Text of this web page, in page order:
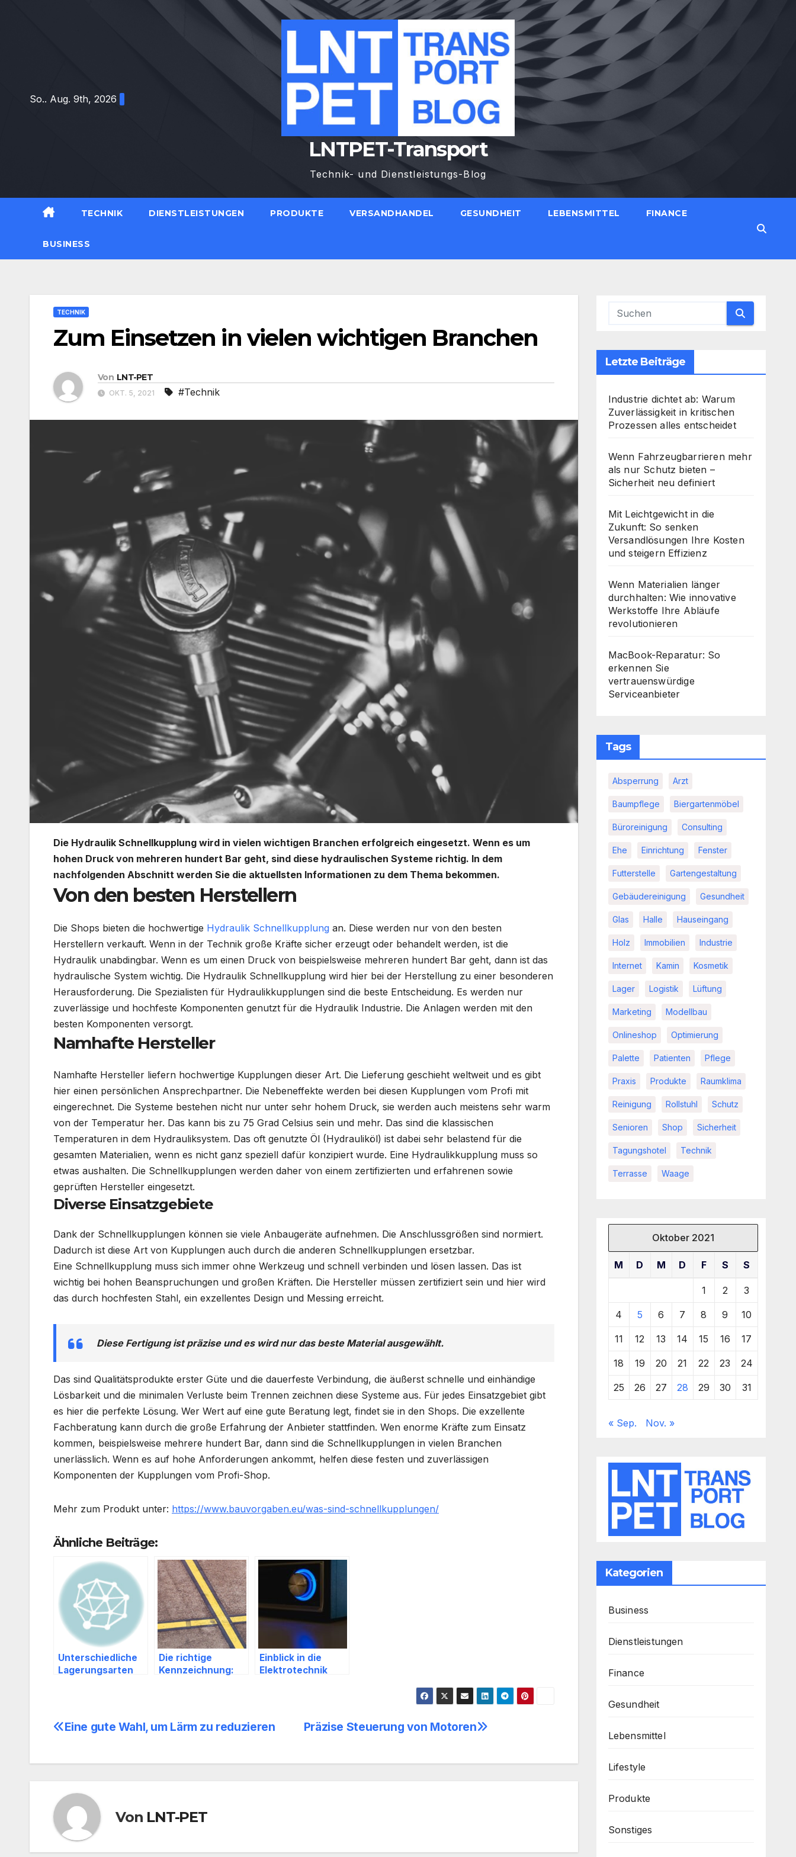
So.. Aug. 9th, 2026
LNTPET-Transport
Technik- und Dienstleistungs-Blog
TECHNIK DIENSTLEISTUNGEN PRODUKTE VERSANDHANDEL GESUNDHEIT LEBENSMITTEL FINANCE
BUSINESS
TECHNIK
Zum Einsetzen in vielen wichtigen Branchen
Von LNT-PET
OKT. 5, 2021 #Technik
Die Hydraulik Schnellkupplung wird in vielen wichtigen Branchen erfolgreich eingesetzt. Wenn es um
hohen Druck von mehreren hundert Bar geht, sind diese hydraulischen Systeme richtig. In dem
nachfolgenden Abschnitt werden Sie die aktuellsten Informationen zu dem Thema bekommen.
Von den besten Herstellern
Die Shops bieten die hochwertige Hydraulik Schnellkupplung an. Diese werden nur von den besten
Herstellern verkauft. Wenn in der Technik große Kräfte sicher erzeugt oder behandelt werden, ist die
Hydraulik unabdingbar. Wenn es um einen Druck von beispielsweise mehreren hundert Bar geht, dann ist das
hydraulische System wichtig. Die Hydraulik Schnellkupplung wird hier bei der Herstellung zu einer besonderen
Herausforderung. Die Spezialisten für Hydraulikkupplungen sind die beste Entscheidung. Es werden nur
zuverlässige und hochfeste Komponenten genutzt für die Hydraulik Industrie. Die Anlagen werden mit den
besten Komponenten versorgt.
Namhafte Hersteller
Namhafte Hersteller liefern hochwertige Kupplungen dieser Art. Die Lieferung geschieht weltweit und es gibt
hier einen persönlichen Ansprechpartner. Die Nebeneffekte werden bei diesen Kupplungen vom Profi mit
eingerechnet. Die Systeme bestehen nicht nur unter sehr hohem Druck, sie werden auch meistens sehr warm
von der Temperatur her. Das kann bis zu 75 Grad Celsius sein und mehr. Das sind die klassischen
Temperaturen in dem Hydrauliksystem. Das oft genutzte Öl (Hydrauliköl) ist dabei sehr belastend für die
gesamten Materialien, wenn es nicht ganz speziell dafür konzipiert wurde. Eine Hydraulikkupplung muss so
etwas aushalten. Die Schnellkupplungen werden daher von einem zertifizierten und erfahrenen sowie
geprüften Hersteller eingesetzt.
Diverse Einsatzgebiete
Dank der Schnellkupplungen können sie viele Anbaugeräte aufnehmen. Die Anschlussgrößen sind normiert.
Dadurch ist diese Art von Kupplungen auch durch die anderen Schnellkupplungen ersetzbar.
Eine Schnellkupplung muss sich immer ohne Werkzeug und schnell verbinden und lösen lassen. Das ist
wichtig bei hohen Beanspruchungen und großen Kräften. Die Hersteller müssen zertifiziert sein und hier wird
das durch hochfesten Stahl, ein exzellentes Design und Messing erreicht.
Diese Fertigung ist präzise und es wird nur das beste Material ausgewählt.
Das sind Qualitätsprodukte erster Güte und die dauerfeste Verbindung, die äußerst schnelle und einhändige
Lösbarkeit und die minimalen Verluste beim Trennen zeichnen diese Systeme aus. Für jedes Einsatzgebiet gibt
es hier die perfekte Lösung. Wer Wert auf eine gute Beratung legt, findet sie in den Shops. Die exzellente
Fachberatung kann durch die große Erfahrung der Anbieter stattfinden. Wen enorme Kräfte zum Einsatz
kommen, beispielsweise mehrere hundert Bar, dann sind die Schnellkupplungen in vielen Branchen
unerlässlich. Wenn es auf hohe Anforderungen ankommt, helfen diese festen und zuverlässigen
Komponenten der Kupplungen vom Profi-Shop.
Mehr zum Produkt unter: https://www.bauvorgaben.eu/was-sind-schnellkupplungen/
Ähnliche Beiträge:
Unterschiedliche
Lagerungsarten
Die richtige
Kennzeichnung:
Einblick in die
Elektrotechnik
Beitragsnavigation Präzise Steuerung von Motoren
Eine gute Wahl, um Lärm zu reduzieren
Von LNT-PET
Letzte Beiträge
Industrie dichtet ab: Warum
Zuverlässigkeit in kritischen
Prozessen alles entscheidet
Wenn Fahrzeugbarrieren mehr
als nur Schutz bieten –
Sicherheit neu definiert
Mit Leichtgewicht in die
Zukunft: So senken
Versandlösungen Ihre Kosten
und steigern Effizienz
Wenn Materialien länger
durchhalten: Wie innovative
Werkstoffe Ihre Abläufe
revolutionieren
MacBook-Reparatur: So
erkennen Sie
vertrauenswürdige
Serviceanbieter
Tags
Absperrung Arzt
Baumpflege Biergartenmöbel
Büroreinigung Consulting
Ehe Einrichtung Fenster
Futterstelle Gartengestaltung
Gebäudereinigung Gesundheit
Glas Halle Hauseingang
Holz Immobilien Industrie
Internet Kamin Kosmetik
Lager Logistik Lüftung
Marketing Modellbau
Onlineshop Optimierung
Palette Patienten Pflege
Praxis Produkte Raumklima
Reinigung Rollstuhl Schutz
Senioren Shop Sicherheit
Tagungshotel Technik
Terrasse Waage
Oktober 2021
M D M D F S S
1 2 3
4 5 6 7 8 9 10
11 12 13 14 15 16 17
18 19 20 21 22 23 24
25 26 27 28 29 30 31
« Sep. Nov. »
Kategorien
Business
Dienstleistungen
Finance
Gesundheit
Lebensmittel
Lifestyle
Produkte
Sonstiges